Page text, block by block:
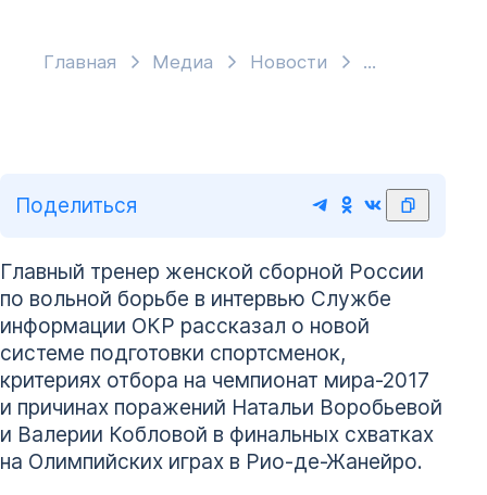
Главная Медиа Новости
Поделиться
Главный тренер женской сборной России
по вольной борьбе в интервью Службе
информации ОКР рассказал о новой
системе подготовки спортсменок,
критериях отбора на чемпионат мира-2017
и причинах поражений Натальи Воробьевой
и Валерии Кобловой в финальных схватках
на Олимпийских играх в Рио-де-Жанейро.